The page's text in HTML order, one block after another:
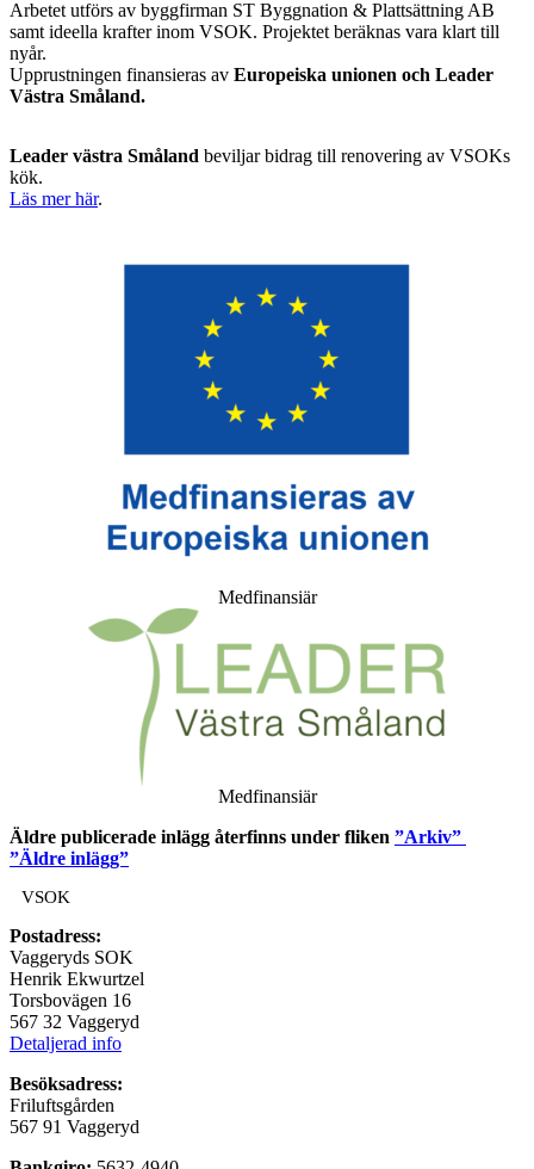
Arbetet utförs av byggfirman ST Byggnation & Plattsättning AB
samt ideella krafter inom VSOK. Projektet beräknas vara klart till
nyår.
Upprustningen finansieras av Europeiska unionen och Leader
Västra Småland.
Leader västra Småland beviljar bidrag till renovering av VSOKs
kök.
Läs mer här.
Medfinansiär
Medfinansiär
Äldre publicerade inlägg återfinns under fliken ”Arkiv”
”Äldre inlägg”
VSOK
Postadress:
Vaggeryds SOK
Henrik Ekwurtzel
Torsbovägen 16
567 32 Vaggeryd
Detaljerad info
Besöksadress:
Friluftsgården
567 91 Vaggeryd